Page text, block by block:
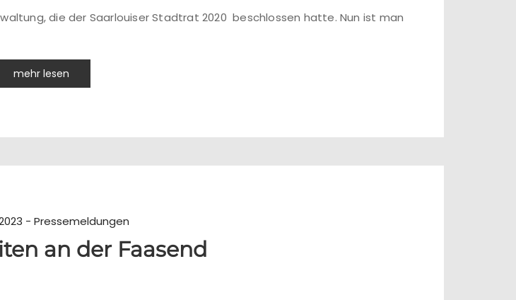
die der Saarlouiser Stadtrat 2020 beschlossen hatte. Nun ist man
mehr lesen
- Pressemeldungen
an der Faasend